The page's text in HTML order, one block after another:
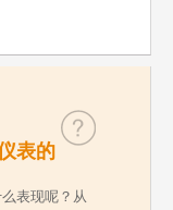
表的
表现呢？从